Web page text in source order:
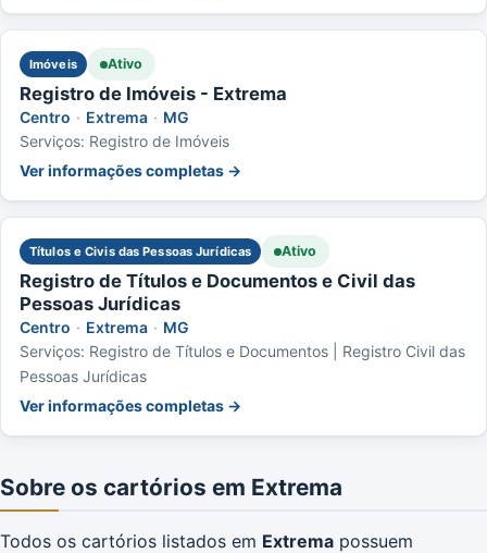
Imóveis Ativo
Registro de Imóveis - Extrema
Centro · Extrema · MG
Serviços: Registro de Imóveis
Ver informações completas →
Títulos e Civis das Pessoas Jurídicas Ativo
Registro de Títulos e Documentos e Civil das
Pessoas Jurídicas
Centro · Extrema · MG
Serviços: Registro de Títulos e Documentos | Registro Civil das
Pessoas Jurídicas
Ver informações completas →
Sobre os cartórios em Extrema
Todos os cartórios listados em Extrema possuem